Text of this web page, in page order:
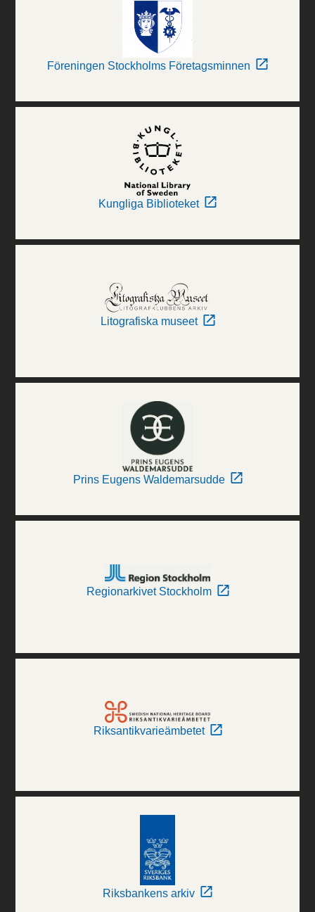
Föreningen Stockholms Företagsminnen
Kungliga Biblioteket
Litografiska museet
Prins Eugens Waldemarsudde
Regionarkivet Stockholm
Riksantikvarieämbetet
Riksbankens arkiv